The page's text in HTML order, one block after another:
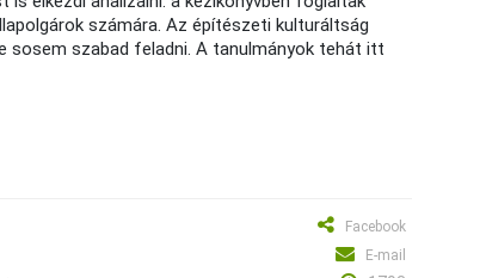
számára. Az építészeti kulturáltság
sosem szabad feladni. A tanulmányok tehát itt
Facebook
E-mail